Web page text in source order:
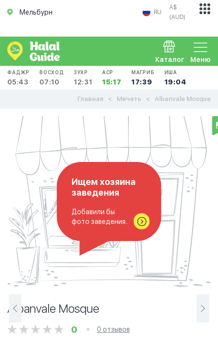
Мельбурн RU
A$
(AUD)
Меню
Каталог
ФАДЖР
05:43
ВОСХОД
07:10
ЗУХР
12:31
АСР
15:17
МАГРИБ
17:39
ИША
19:04
Главная Мечеть Albanvale Mosque
Ищем хозяина
заведения
Добавили бы
фото заведения..
Albanvale Mosque
0 0 отзывов